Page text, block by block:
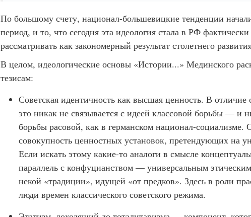
По большому счету, национал-большевицкие тенденции
период, и то, что сегодня эта идеология стала в РФ
рассматривать как закономерный результат столетнего
В целом, идеологические основы «Истории...» Мединского
тезисам:
Советская идентичность как высшая ценность. В отличие
это никак не связывается с идеей классовой борьбы — и
борьбы расовой, как в германском национал-социализме.
совокупность ценностных установок, претендующих на
Если искать этому какие-то аналоги в смысле
параллель с конфуцианством — универсальным
некой «традиции», идущей «от предков». Здесь в роли
люди времен классического советского режима.